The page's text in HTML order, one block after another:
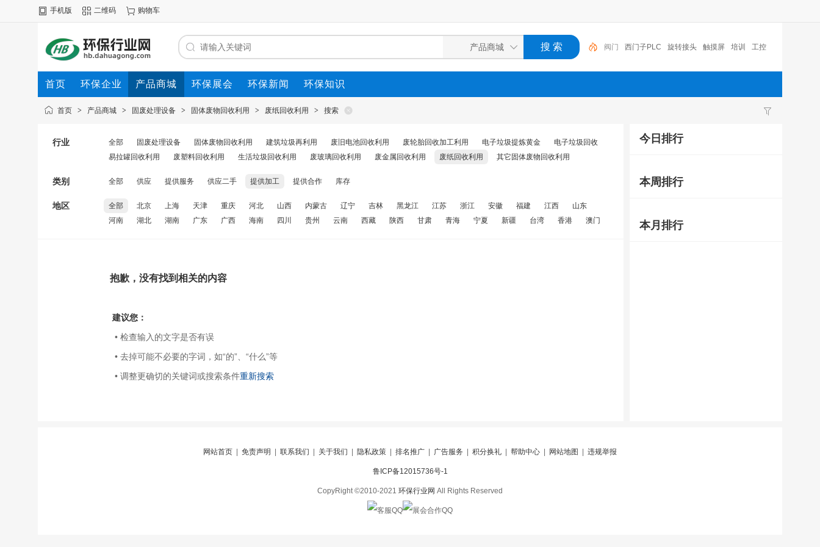
手机版 二维码 购物车
西门子PLC 旋转接头 触摸屏 培训 工控 工控机
变送器 球阀 plc 阀门
首页 环保企业 产品商城 环保展会 环保新闻 环保知识
首页 > 产品商城 > 固废处理设备 > 固体废物回收利用 > 废纸回收利用 > 搜索
行业 全部 固废处理设备 固体废物回收利用 建筑垃圾再利用 废旧电池回收利用 废轮胎回收加工利用 电子垃圾提炼黄金
电子垃圾回收
易拉罐回收利用
废塑料回收利用 生活垃圾回收利用 废玻璃回收利用 废金属回收利用 废纸回收利用 其它固体废物回收利用
类别 全部 供应 提供服务 供应二手 提供加工 提供合作 库存
地区 全部 北京 上海 天津 重庆 河北 山西 内蒙古 辽宁 吉林 黑龙江 江苏 浙江 安徽 福建 江西
山东
河南
湖北 湖南 广东 广西 海南 四川 贵州 云南 西藏 陕西 甘肃 青海 宁夏 新疆 台湾 香港 澳门
抱歉，没有找到相关的内容
建议您：
• 检查输入的文字是否有误
• 去掉可能不必要的字词，如“的”、“什么”等
• 调整更确切的关键词或搜索条件重新搜索
今日排行
本周排行
本月排行
网站首页 免责声明 联系我们 关于我们 隐私政策 排名推广 广告服务 积分换礼 帮助中心 网站地图 违规举报
鲁ICP备12015736号-1
CopyRight ©2010-2021 环保行业网 All Rights Reserved